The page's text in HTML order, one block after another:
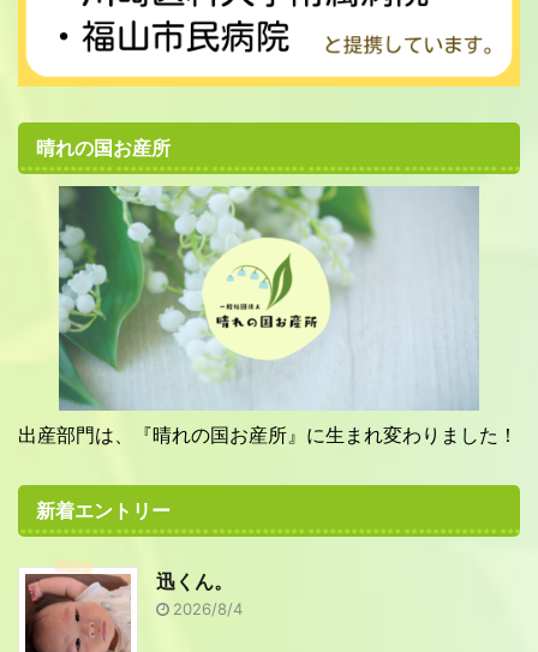
晴れの国お産所
出産部門は、『晴れの国お産所』に生まれ変わりました！
新着エントリー
迅くん。
2026/8/4